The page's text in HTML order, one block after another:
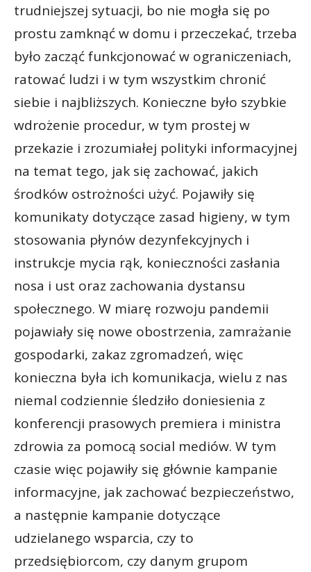
trudniejszej sytuacji, bo nie mogła się po
prostu zamknąć w domu i przeczekać, trzeba
było zacząć funkcjonować w ograniczeniach,
ratować ludzi i w tym wszystkim chronić
siebie i najbliższych. Konieczne było szybkie
wdrożenie procedur, w tym prostej w
przekazie i zrozumiałej polityki informacyjnej
na temat tego, jak się zachować, jakich
środków ostrożności użyć. Pojawiły się
komunikaty dotyczące zasad higieny, w tym
stosowania płynów dezynfekcyjnych i
instrukcje mycia rąk, konieczności zasłania
nosa i ust oraz zachowania dystansu
społecznego. W miarę rozwoju pandemii
pojawiały się nowe obostrzenia, zamrażanie
gospodarki, zakaz zgromadzeń, więc
konieczna była ich komunikacja, wielu z nas
niemal codziennie śledziło doniesienia z
konferencji prasowych premiera i ministra
zdrowia za pomocą social mediów. W tym
czasie więc pojawiły się głównie kampanie
informacyjne, jak zachować bezpieczeństwo,
a następnie kampanie dotyczące
udzielanego wsparcia, czy to
przedsiębiorcom, czy danym grupom